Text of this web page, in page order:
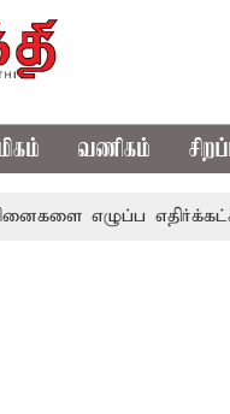
வணிகம்
எதிர்க்கட்சிகள்